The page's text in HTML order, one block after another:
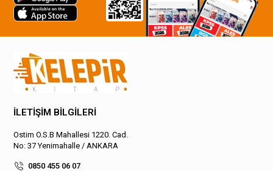
İLETİŞİM BİLGİLERİ
Ostim O.S.B Mahallesi 1220. Cad.
No: 37 Yenimahalle / ANKARA
0850 455 06 07